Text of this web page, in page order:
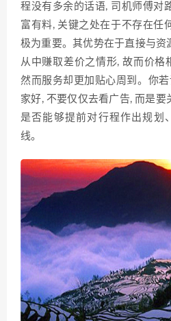
程没有多余的话语, 司机师傅对
富有料, 关键之处在于不存在任
极为重要。其优势在于直接与资
从中赚取差价之情形, 故而价格
然而服务却更加贴心周到。你
家好, 不要仅仅去看广告, 而是要
是否能够提前对行程作出规划
线。